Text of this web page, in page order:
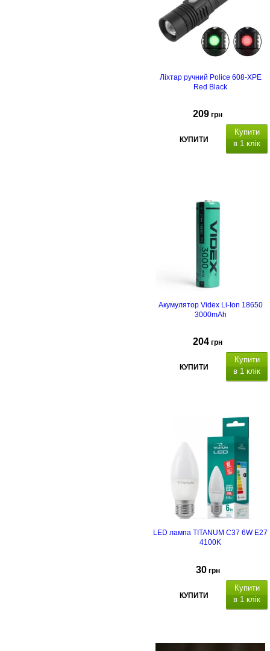
Ліхтар ручний Police 608-XPE
Red Black
209 грн
КУПИТИ
Купити
в 1 клік
Акумулятор Videx Li-Ion 18650
3000mAh
204 грн
КУПИТИ
Купити
в 1 клік
LED лампа TITANUM C37 6W E27
4100K
30 грн
КУПИТИ
Купити
в 1 клік